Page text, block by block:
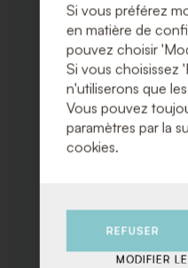
Si vous préférez
en matière de
pouvez choisir
Si vous choisissez
n'utiliserons que
Vous pouvez
paramètres par la
cookies.
REFUSER
MODIFIER